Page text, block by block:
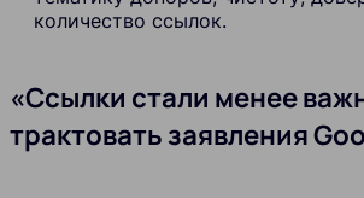
количество ссылок.
«Ссылки стали менее
трактовать заявления